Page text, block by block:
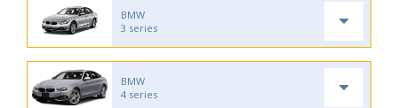
BMW
3 series
BMW
4 series